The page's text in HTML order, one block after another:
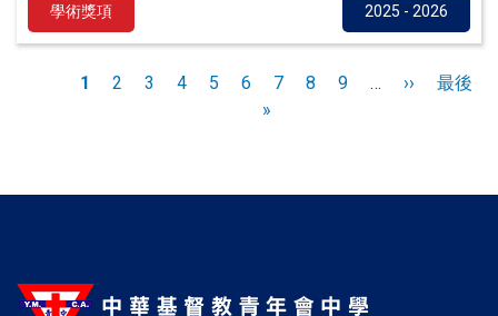
學術獎項 2025 - 2026
Pagination
目
1
頁
2
頁
3
頁
4
頁
5
頁
6
頁
7
頁
8
頁
9 …
下
››
Last
最後
»